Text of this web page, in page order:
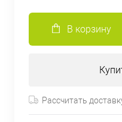
В корзину
Рассчитать